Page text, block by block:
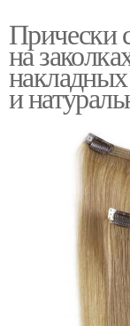
Прически
на
и